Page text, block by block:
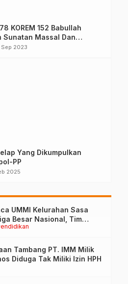
KOREM 152 Babullah
Sunatan Massal Dan
2023
Yang Dikumpulkan
PP
2025
UMMI Kelurahan Sasa
Besar Nasional, Tim
Visitasi di Ternate
Tambang PT. IMM Milik
Diduga Tak Miliki Izin HPH